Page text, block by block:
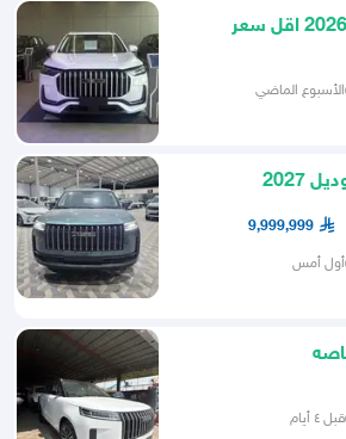
الأسبوع الماضي
9,999,999
أول أمس
قبل ٤ أيام